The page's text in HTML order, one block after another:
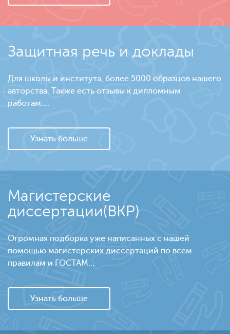
Защитная речь и доклады
Для школы и института, более 5000 образцов нашего
авторства. Также есть отзывы к дипломным
работам....
Узнать больше
Магистерские
диссертации(ВКР)
Огромная подборка уже написанных с нашей
помощью магистерских диссертаций по всем
правилам и ГОСТАМ...
Узнать больше